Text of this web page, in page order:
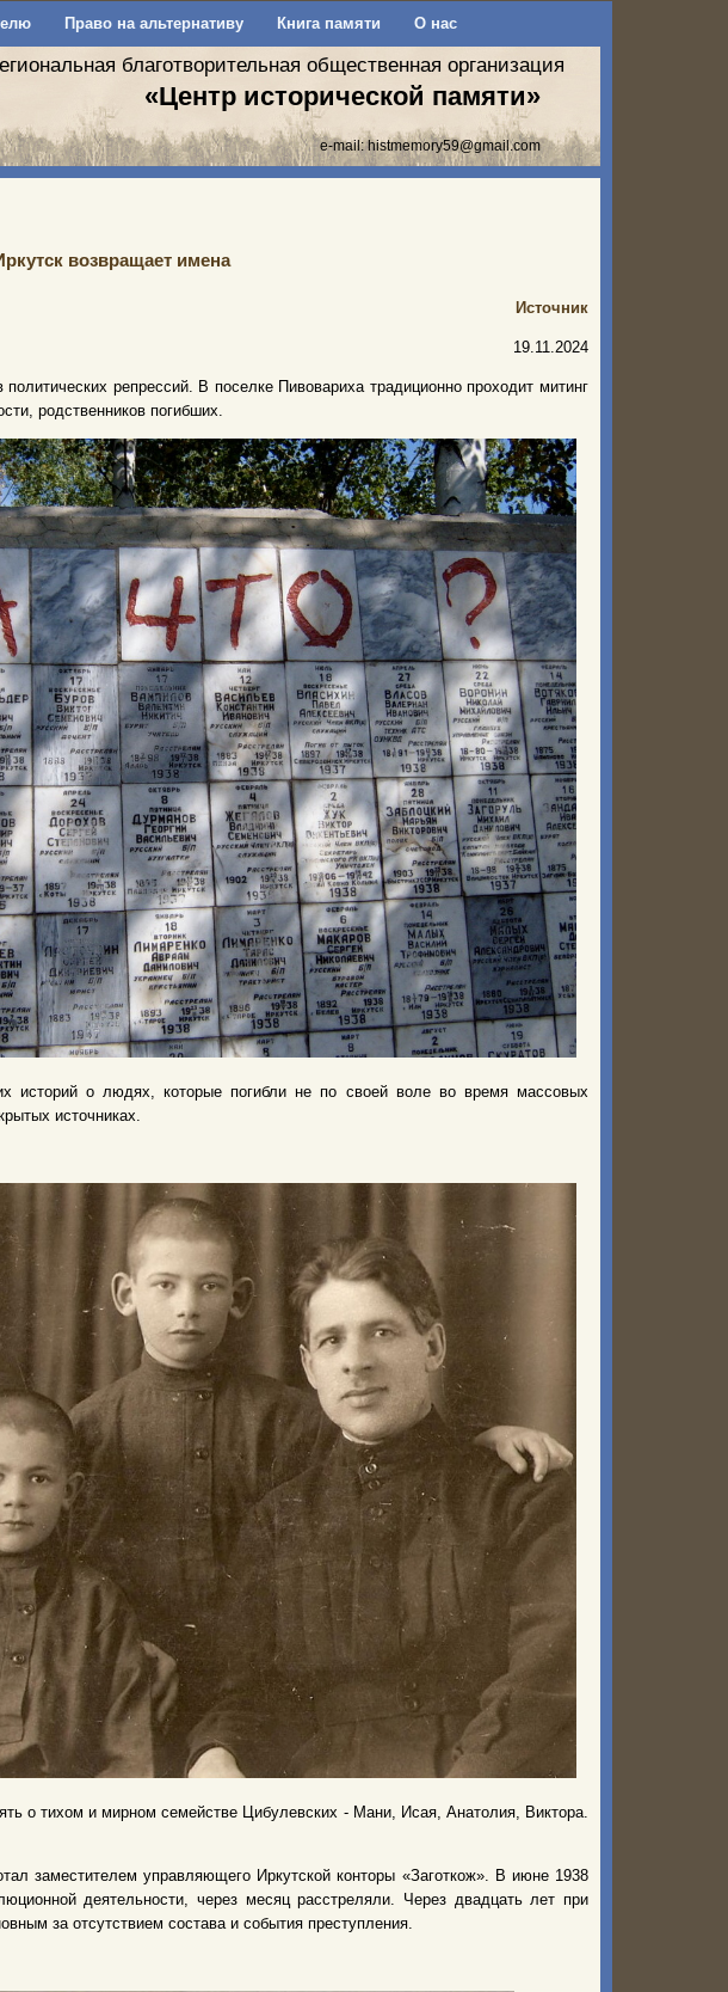
Право на альтернативу Книга памяти О нас
благотворительная общественная организация
«Центр исторической памяти»
e-mail:histmemory59@gmail.com
возвращает имена
Источник
19.11.2024
репрессий. В поселке Пивовариха традиционно проходит митинг
родственников погибших.
историй о людях, которые погибли не по своей воле во время массовых
источниках.
о тихом и мирном семействе Цибулевских - Мани, Исая, Анатолия, Виктора.
заместителем управляющего Иркутской конторы «Заготкож». В июне 1938
деятельности, через месяц расстреляли. Через двадцать лет при
за отсутствием состава и события преступления.